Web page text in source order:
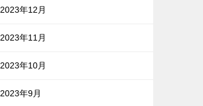
2023年12月
2023年11月
2023年10月
2023年9月